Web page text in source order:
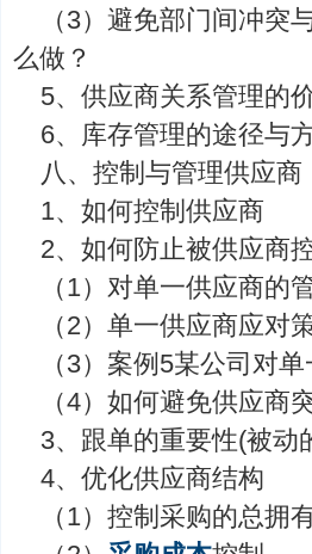
（3）避免部门间冲
么做？
5、供应商关系管理的
6、库存管理的途径与
八、控制与管理供应商
1、如何控制供应商
2、如何防止被供应商
（1）对单一供应商的
（2）单一供应商应对
（3）案例5某公司对
（4）如何避免供应商
3、跟单的重要性(被动
4、优化供应商结构
（1）控制采购的总拥